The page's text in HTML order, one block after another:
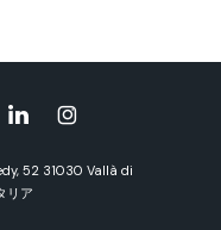
52 31030 Vallà di
リア